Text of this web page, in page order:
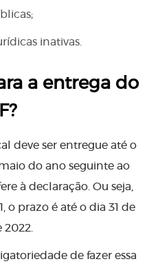
inativas.
a entrega do
deve ser entregue até o
do ano seguinte ao
à declaração. Ou seja,
o prazo é até o dia 31 de
de fazer essa